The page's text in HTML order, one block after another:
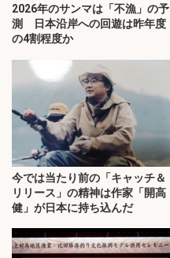
2026年のサンマは「不漁」の予
測 日本沿岸への回遊は昨年度
の4割程度か
今では当たり前の「キャッチ＆
リリース」の精神は作家「開高
健」が日本に持ち込んだ